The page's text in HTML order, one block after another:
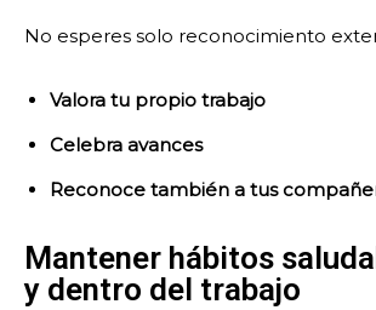
No esperes solo reconocimiento
Valora tu propio trabajo
Celebra avances
Reconoce también a tus
Mantener hábitos
y dentro del trabajo